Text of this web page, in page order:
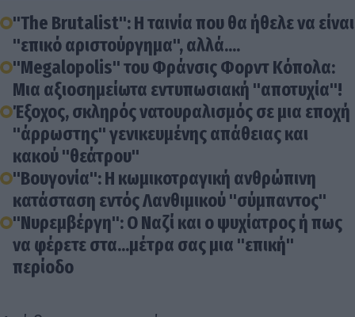
"The Brutalist": Η ταινία που θα ήθελε να είναι
"επικό αριστούργημα", αλλά....
"Megalopolis" του Φράνσις Φορντ Κόπολα:
Μια αξιοσημείωτα εντυπωσιακή "αποτυχία"!
Έξοχος, σκληρός νατουραλισμός σε μια εποχή
"άρρωστης" γενικευμένης απάθειας και
κακού "θεάτρου"
"Βουγονία": Η κωμικοτραγική ανθρώπινη
κατάσταση εντός Λανθιμικού "σύμπαντος"
"Νυρεμβέργη": Ο Ναζί και ο ψυχίατρος ή πως
να φέρετε στα...μέτρα σας μια "επική"
περίοδο